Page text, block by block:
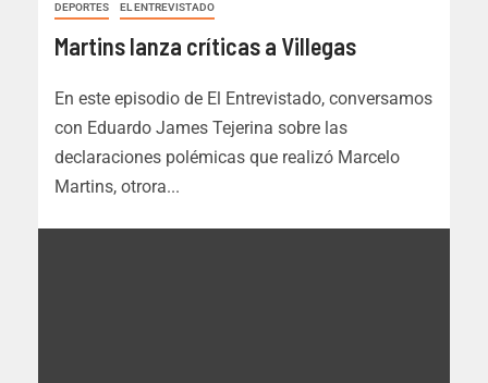
DEPORTES EL ENTREVISTADO
Martins lanza críticas a Villegas
En este episodio de El Entrevistado, conversamos
con Eduardo James Tejerina sobre las
declaraciones polémicas que realizó Marcelo
Martins, otrora...